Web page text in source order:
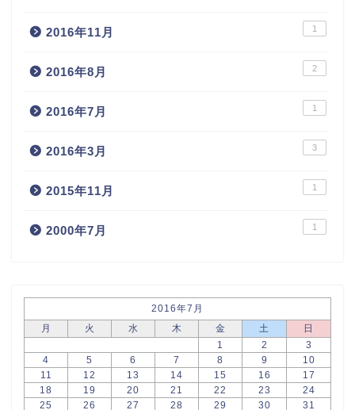
2016年11月 1
2016年8月 2
2016年7月 1
2016年3月 3
2015年11月 1
2000年7月 1
2016年7月
月
火 水 木 金 土
日
1
2
3
4
5 6 7 8 9
10
11
12 13 14 15 16
17
18
19 20 21 22 23
24
25
26 27 28 29 30 31